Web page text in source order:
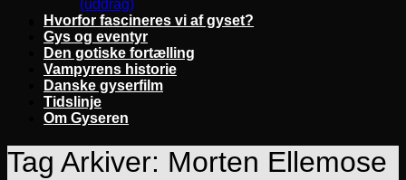
(uddrag)
Hvorfor fascineres vi af gyset?
Gys og eventyr
Den gotiske fortælling
Vampyrens historie
Danske gyserfilm
Tidslinje
Om Gyseren
Tag Arkiver: Morten Ellemose